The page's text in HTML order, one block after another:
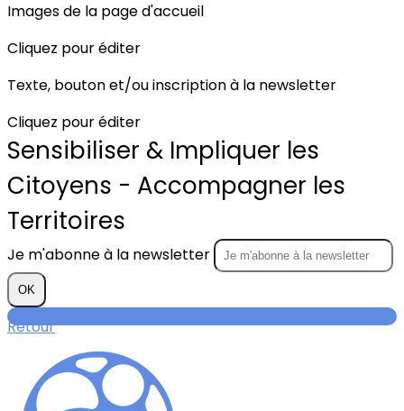
Images de la page d'accueil
Cliquez pour éditer
Texte, bouton et/ou inscription à la newsletter
Cliquez pour éditer
Sensibiliser & Impliquer les
Citoyens - Accompagner les
Territoires
Je m'abonne à la newsletter
OK
Retour